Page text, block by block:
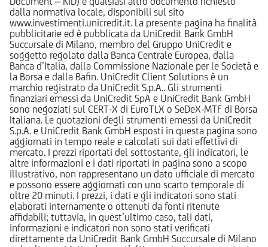
dalla normativa locale, disponibili sul sito
www.investimenti.unicredit.it. La presente pagina ha finalità
pubblicitarie ed è pubblicata da UniCredit Bank GmbH
Succursale di Milano, membro del Gruppo UniCredit e
soggetto regolato dalla Banca Centrale Europea, dalla
Banca d’Italia, dalla Commissione Nazionale per le Società e
la Borsa e dalla Bafin. UniCredit Client Solutions è un
marchio registrato da UniCredit S.p.A.. Gli strumenti
finanziari emessi da UniCredit SpA e UniCredit Bank GmbH
sono negoziati sul CERT-X di EuroTLX o SeDeX-MTF di Borsa
Italiana. Le quotazioni degli strumenti emessi da UniCredit
S.p.A. e UniCredit Bank GmbH esposti in questa pagina sono
aggiornati in tempo reale e calcolati sui dati effettivi di
mercato. I prezzi riportati del sottostante, gli indicatori, le
altre informazioni e i dati riportati in pagina sono a scopo
illustrativo, non rappresentano un dato ufficiale di mercato
e possono essere aggiornati con uno scarto temporale di
oltre 20 minuti. I prezzi, i dati e gli indicatori sono stati
elaborati internamente o ottenuti da fonti ritenute
affidabili; tuttavia, in quest’ultimo caso, tali dati,
informazioni e indicatori non sono stati verificati
direttamente da UniCredit Bank GmbH Succursale di Milano